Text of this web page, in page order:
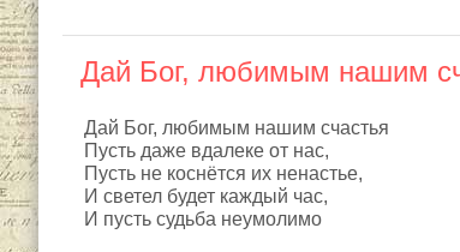
Дай Бог, любимым нашим
Дай Бог, любимым нашим счастья
Пусть даже вдалеке от нас,
Пусть не коснётся их ненастье,
И светел будет каждый час,
И пусть судьба неумолимо